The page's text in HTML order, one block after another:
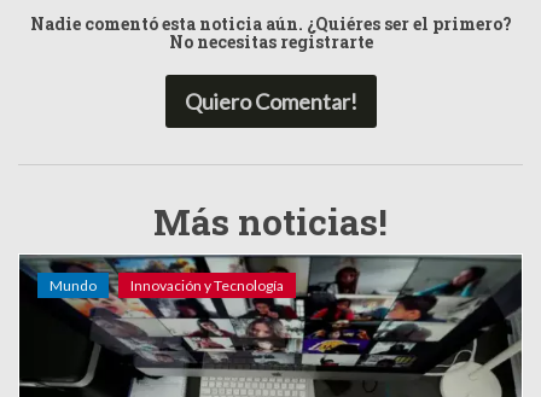
Nadie comentó esta noticia aún. ¿Quiéres ser el primero?
No necesitas registrarte
Quiero Comentar!
Más noticias!
Mundo Innovación y Tecnología